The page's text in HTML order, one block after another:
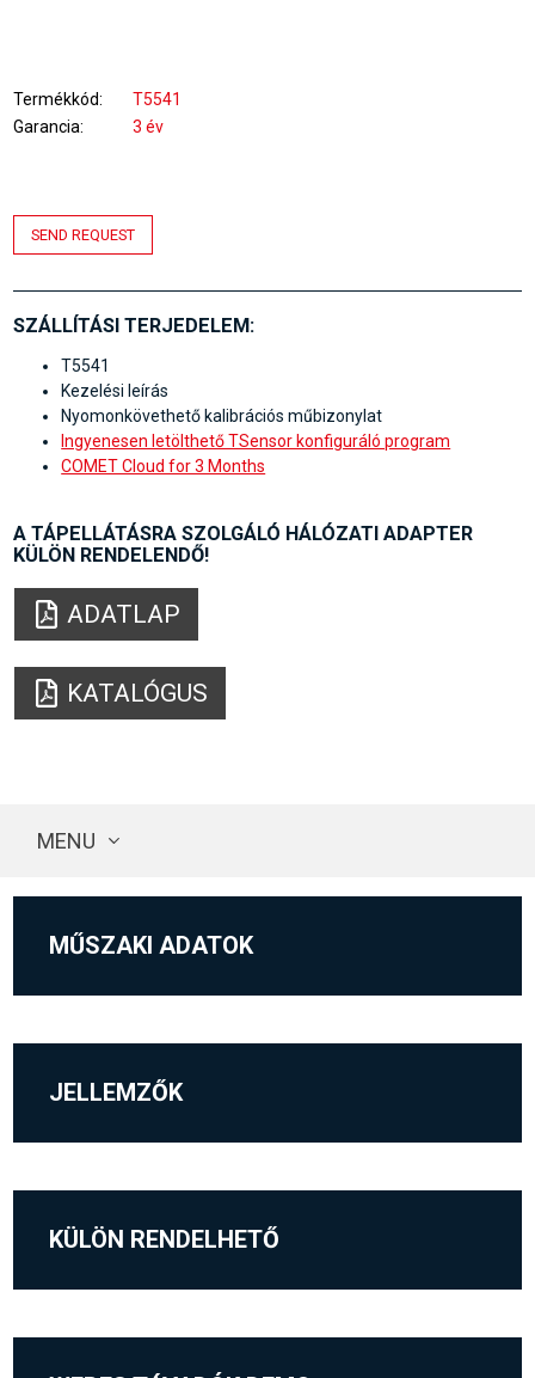
Termékkód
T5541
Garancia
3 év
SEND REQUEST
SZÁLLÍTÁSI TERJEDELEM:
T5541
Kezelési leírás
Nyomonkövethető kalibrációs műbizonylat
Ingyenesen letölthető TSensor konfiguráló program
COMET Cloud for 3 Months
A TÁPELLÁTÁSRA SZOLGÁLÓ HÁLÓZATI ADAPTER
KÜLÖN RENDELENDŐ!
ADATLAP
KATALÓGUS
MENU
MŰSZAKI ADATOK
JELLEMZŐK
KÜLÖN RENDELHETŐ